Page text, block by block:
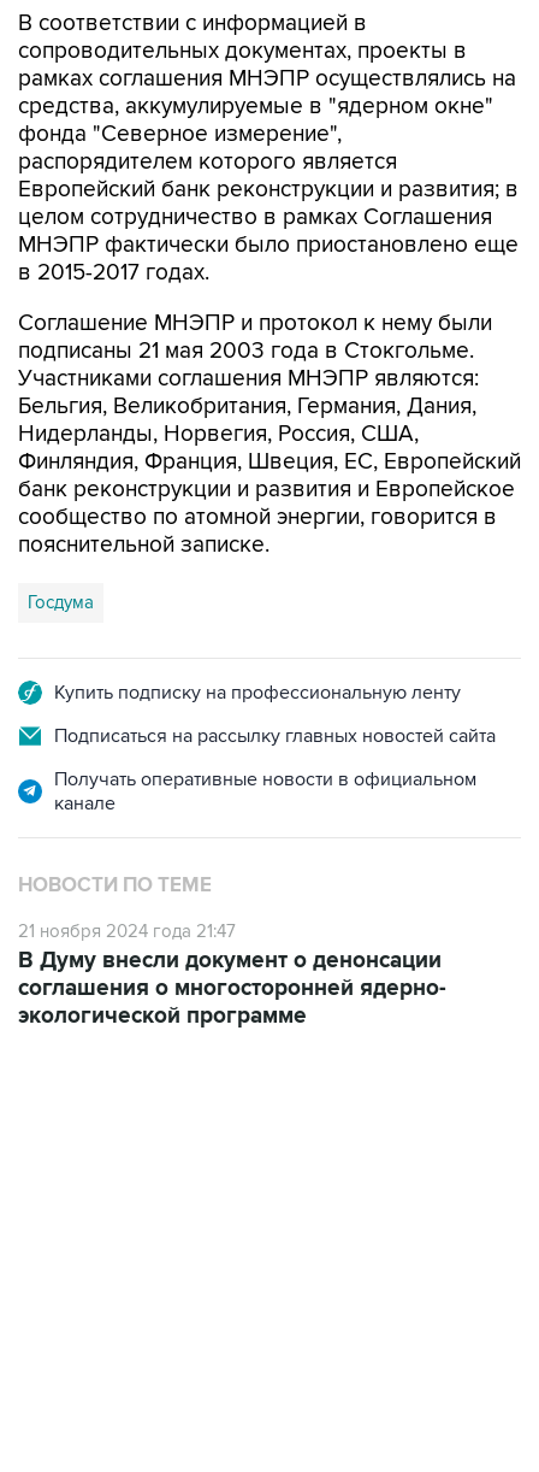
рамках соглашения МНЭПР осуществлялись на
средства, аккумулируемые в "ядерном окне"
фонда "Северное измерение",
распорядителем которого является
Европейский банк реконструкции и развития; в
целом сотрудничество в рамках Соглашения
МНЭПР фактически было приостановлено еще
в 2015-2017 годах.
Соглашение МНЭПР и протокол к нему были
Участниками соглашения МНЭПР являются:
Бельгия, Великобритания, Германия, Дания,
Нидерланды, Норвегия, Россия, США,
Финляндия, Франция, Швеция, EC, Европейский
банк реконструкции и развития и Европейское
сообщество по атомной энергии, говорится в
пояснительной записке.
Госдума
Подписаться на рассылку главных новостей сайта
Получать оперативные новости в официальном
НОВОСТИ ПО ТЕМЕ
21 ноября 2024 года 21:47
соглашения о многосторонней ядерно-
экологической программе